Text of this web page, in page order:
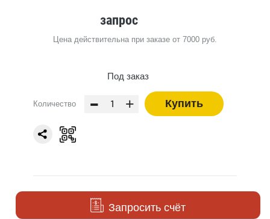
запрос
Цена действительна при заказе от 7000 руб.
Под заказ
Количество - + Купить
Запросить счёт